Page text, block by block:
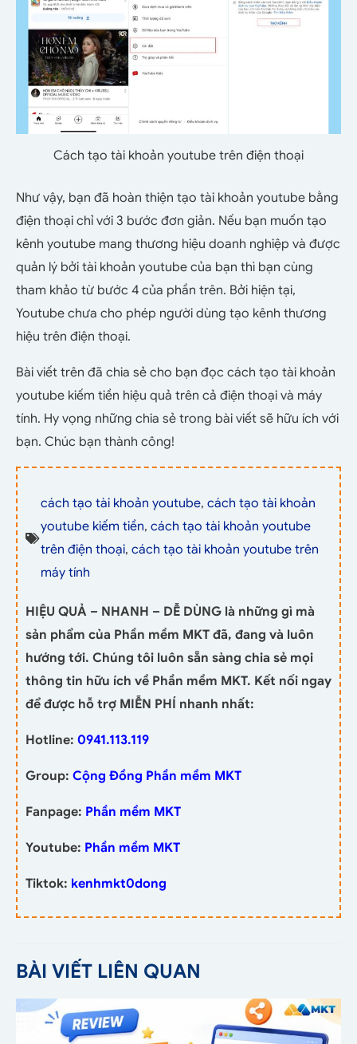
Cách tạo tài khoản youtube trên điện thoại
Như vậy, bạn đã hoàn thiện tạo tài khoản youtube bằng
điện thoại chỉ với 3 bước đơn giản. Nếu bạn muốn tạo
kênh youtube mang thương hiệu doanh nghiệp và được
quản lý bởi tài khoản youtube của bạn thì bạn cùng
tham khảo từ bước 4 của phần trên. Bởi hiện tại,
Youtube chưa cho phép người dùng tạo kênh thương
hiệu trên điện thoại.
Bài viết trên đã chia sẻ cho bạn đọc cách tạo tài khoản
youtube kiếm tiền hiệu quả trên cả điện thoại và máy
tính. Hy vọng những chia sẻ trong bài viết sẽ hữu ích với
bạn. Chúc bạn thành công!
cách tạo tài khoản youtube, cách tạo tài khoản
youtube kiếm tiền, cách tạo tài khoản youtube
trên điện thoại, cách tạo tài khoản youtube trên
máy tính
HIỆU QUẢ – NHANH – DỄ DÙNG là những gì mà
sản phẩm của Phần mềm MKT đã, đang và luôn
hướng tới. Chúng tôi luôn sẵn sàng chia sẻ mọi
thông tin hữu ích về Phần mềm MKT. Kết nối ngay
để được hỗ trợ MIỄN PHÍ nhanh nhất:
Hotline: 0941.113.119
Group: Cộng Đồng Phần mềm MKT
Fanpage: Phần mềm MKT
Youtube: Phần mềm MKT
Tiktok: kenhmkt0dong
BÀI VIẾT LIÊN QUAN